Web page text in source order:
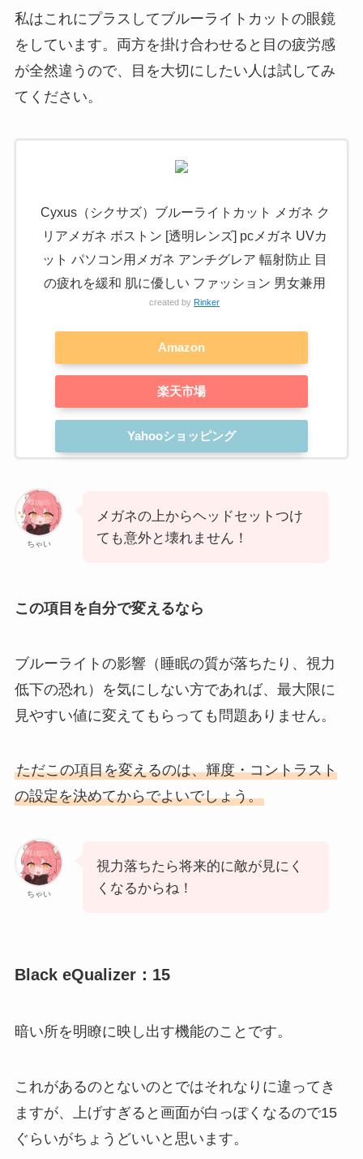
私はこれにプラスしてブルーライトカットの眼鏡
をしています。両方を掛け合わせると目の疲労感
が全然違うので、目を大切にしたい人は試してみ
てください。
Cyxus（シクサズ）ブルーライトカット メガネ ク
リアメガネ ボストン [透明レンズ] pcメガネ UVカ
ット パソコン用メガネ アンチグレア 輻射防止 目
の疲れを緩和 肌に優しい ファッション 男女兼用
created by Rinker
Amazon
楽天市場
Yahooショッピング
ちゃい
メガネの上からヘッドセットつけ
ても意外と壊れません！
この項目を自分で変えるなら
ブルーライトの影響（睡眠の質が落ちたり、視力
低下の恐れ）を気にしない方であれば、最大限に
見やすい値に変えてもらっても問題ありません。
ただこの項目を変えるのは、輝度・コントラスト
の設定を決めてからでよいでしょう。
ちゃい
視力落ちたら将来的に敵が見にく
くなるからね！
Black eQualizer：15
暗い所を明瞭に映し出す機能のことです。
これがあるのとないのとではそれなりに違ってき
ますが、上げすぎると画面が白っぽくなるので15
ぐらいがちょうどいいと思います。